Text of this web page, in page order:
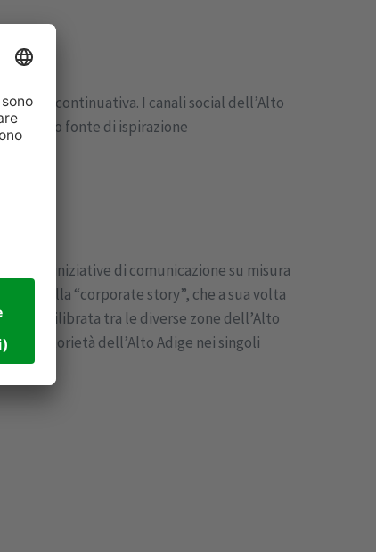
continuativa. I canali social dell’Alto
sono fonte di ispirazione
a iniziative di comunicazione su misura
sulla “corporate story”, che a sua volta
equilibrata tra le diverse zone dell’Alto
di notorietà dell’Alto Adige nei singoli